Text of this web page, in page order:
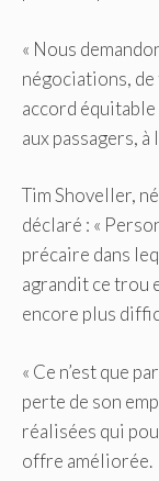
« Nous
négociations,
accord
aux passagers,
Tim Shoveller,
déclaré : «
précaire dans
agrandit ce trou
encore plus
« Ce n’est que
perte de son
réalisées qui
offre améliorée.